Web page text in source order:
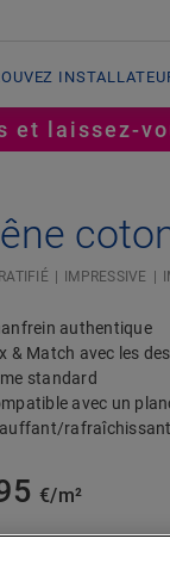
et laissez-
IMPRESSIVE
authentique
& Match avec les
standard
avec un
rafraîchissant
€/m²
Input#